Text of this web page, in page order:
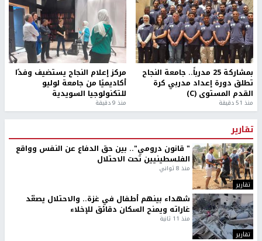
بمشاركة 25 مدرباً.. جامعة النجاح
تطلق دورة إعداد مدربي كرة
القدم المستوى (C)
منذ 51 دقيقة
مركز إعلام النجاح يستضيف وفدًا
أكاديميًا من جامعة لوليو
للتكنولوجيا السويدية
منذ 9 دقيقة
تقارير
تقارير
" قانون درومي".. بين حق الدفاع عن النفس وواقع
الفلسطينيين تحت الاحتلال
منذ 8 ثواني
تقارير
شهداء بينهم أطفال في غزة.. والاحتلال يصعّد
غاراته ويمنح السكان دقائق للإخلاء
منذ 11 ثانية